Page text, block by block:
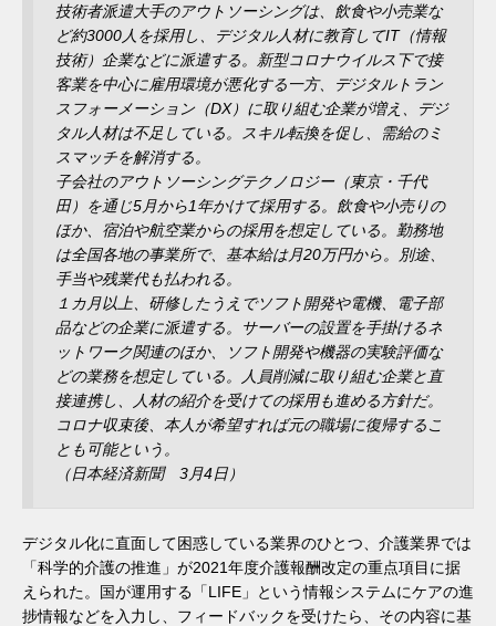
技術者派遣大手のアウトソーシングは、飲食や小売業な
ど約3000人を採用し、デジタル人材に教育してIT（情報
技術）企業などに派遣する。新型コロナウイルス下で接
客業を中心に雇用環境が悪化する一方、デジタルトラン
スフォーメーション（DX）に取り組む企業が増え、デジ
タル人材は不足している。スキル転換を促し、需給のミ
スマッチを解消する。
子会社のアウトソーシングテクノロジー（東京・千代
田）を通じ5月から1年かけて採用する。飲食や小売りの
ほか、宿泊や航空業からの採用を想定している。勤務地
は全国各地の事業所で、基本給は月20万円から。別途、
手当や残業代も払われる。
１カ月以上、研修したうえでソフト開発や電機、電子部
品などの企業に派遣する。サーバーの設置を手掛けるネ
ットワーク関連のほか、ソフト開発や機器の実験評価な
どの業務を想定している。人員削減に取り組む企業と直
接連携し、人材の紹介を受けての採用も進める方針だ。
コロナ収束後、本人が希望すれば元の職場に復帰するこ
とも可能という。
（日本経済新聞 3月4日）
デジタル化に直面して困惑している業界のひとつ、介護業界では
「科学的介護の推進」が2021年度介護報酬改定の重点項目に据
えられた。国が運用する「LIFE」という情報システムにケアの進
捗情報などを入力し、フィードバックを受けたら、その内容に基